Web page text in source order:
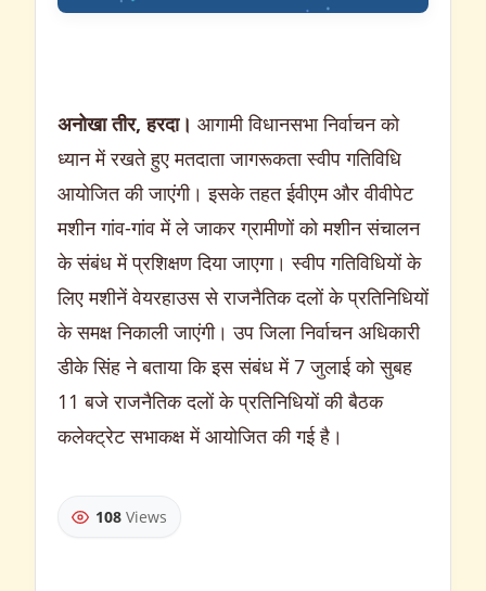
अनोखा तीर, हरदा। आगामी विधानसभा निर्वाचन को
ध्यान में रखते हुए मतदाता जागरूकता स्वीप गतिविधि
आयोजित की जाएंगी। इसके तहत ईवीएम और वीवीपेट
मशीन गांव-गांव में ले जाकर ग्रामीणों को मशीन संचालन
के संबंध में प्रशिक्षण दिया जाएगा। स्वीप गतिविधियों के
लिए मशीनें वेयरहाउस से राजनैतिक दलों के प्रतिनिधियों
के समक्ष निकाली जाएंगी। उप जिला निर्वाचन अधिकारी
डीके सिंह ने बताया कि इस संबंध में 7 जुलाई को सुबह
11 बजे राजनैतिक दलों के प्रतिनिधियों की बैठक
कलेक्ट्रेट सभाकक्ष में आयोजित की गई है।
108 Views